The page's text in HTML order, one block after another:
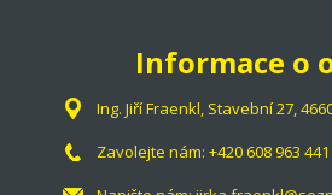
Informace o
Ing. Jiří Fraenkl, Stavební 27,
Zavolejte nám: +420 608 963 441